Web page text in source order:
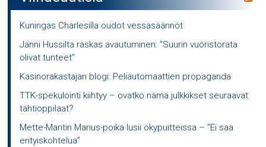
Kuningas Charlesilla oudot vessasäännöt
Janni Hussilta raskas avautuminen: ”Suurin vuoristorata
olivat tunteet”
Kasinorakastajan blogi: Peliautomaattien propaganda
TTK-spekulointi kiihtyy – ovatko nämä julkkikset seuraavat
tähtioppilaat?
Mette-Maritin Marius-poika lusii ökypuitteissa – ”Ei saa
erityiskohtelua”